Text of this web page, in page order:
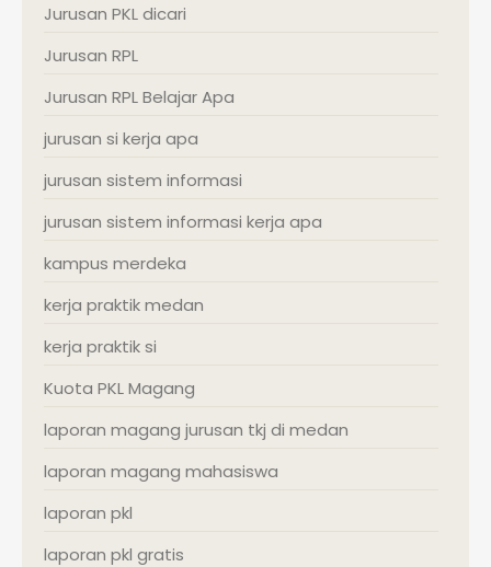
Jurusan PKL dicari
Jurusan RPL
Jurusan RPL Belajar Apa
jurusan si kerja apa
jurusan sistem informasi
jurusan sistem informasi kerja apa
kampus merdeka
kerja praktik medan
kerja praktik si
Kuota PKL Magang
laporan magang jurusan tkj di medan
laporan magang mahasiswa
laporan pkl
laporan pkl gratis